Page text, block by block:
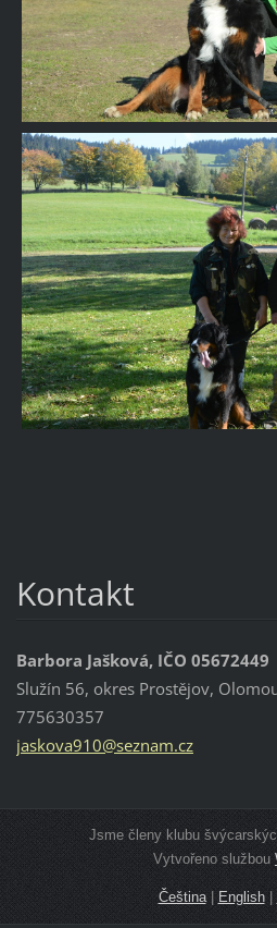
Kontakt
Barbora Jašková, IČO 05672449
Služín 56, okres Prostějov,
775630357
jaskova910@seznam.cz
Jsme členy klubu
Vytvořeno službou
Čeština| English|